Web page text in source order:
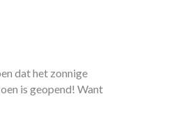
dat het zonnige
is geopend! Want